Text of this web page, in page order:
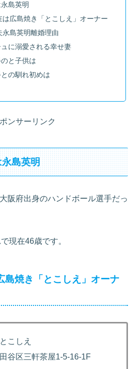
島英明
は広島焼き「とこしえ」オーナー
永島英明離婚理由
に溺愛される幸せ妻
と子供は
の馴れ初めは
ンサーリンク
島英明
阪府出身のハンドボール選手だっ
現在46歳です。
島焼き「とこしえ」オーナ
こしえ
谷区三軒茶屋1-5-16-1F